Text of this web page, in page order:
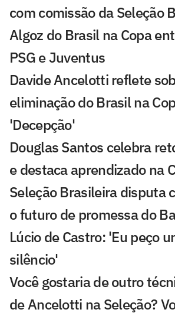
com comissão da Seleção
Algoz do Brasil na Copa
PSG e Juventus
Davide Ancelotti reflete
eliminação do Brasil na
'Decepção'
Douglas Santos celebra
e destaca aprendizado na
Seleção Brasileira disputa
o futuro de promessa do
Lúcio de Castro: 'Eu peço
silêncio'
Você gostaria de outro
de Ancelotti na Seleção?